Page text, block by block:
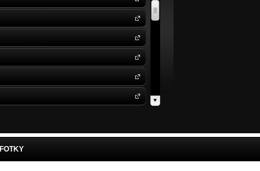
FOTKY